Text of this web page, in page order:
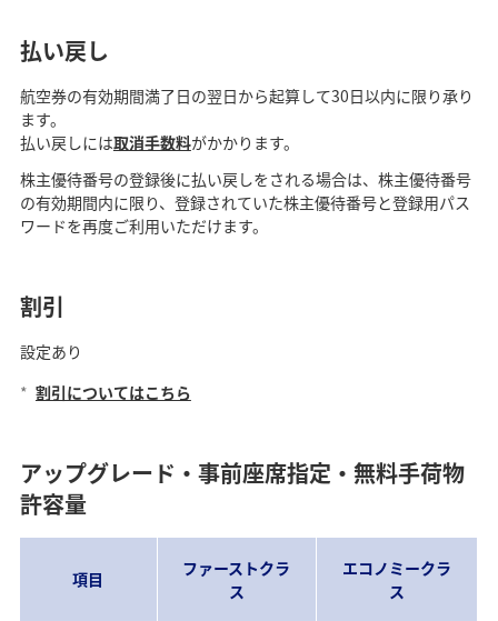
払い戻し
航空券の有効期間満了日の翌日から起算して30日以内に限り承り
ます。
払い戻しには取消手数料がかかります。
株主優待番号の登録後に払い戻しをされる場合は、株主優待番号
の有効期間内に限り、登録されていた株主優待番号と登録用パス
ワードを再度ご利用いただけます。
割引
設定あり
* 割引についてはこちら
アップグレード・事前座席指定・無料手荷物
許容量
項目
ファーストクラ
ス
エコノミークラ
ス